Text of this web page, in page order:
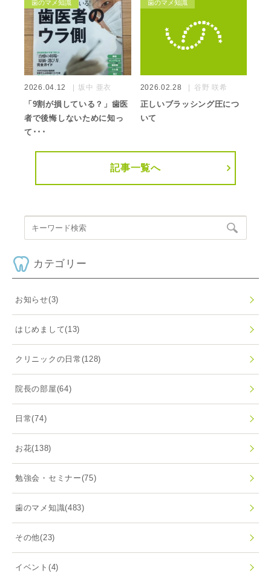
歯のマメ知識
2026.04.12 坂中 亜衣
「9割が損している？」歯医
者で後悔しないために知っ
て･･･
歯のマメ知識
2026.02.28 谷野 咲希
正しいブラッシング圧につ
いて
記事一覧へ
カテゴリー
お知らせ(3)
はじめまして(13)
クリニックの日常(128)
院長の部屋(64)
日常(74)
お花(138)
勉強会・セミナー(75)
歯のマメ知識(483)
その他(23)
イベント (4)